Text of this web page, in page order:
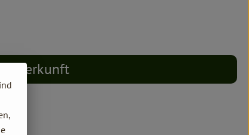
Herkunft